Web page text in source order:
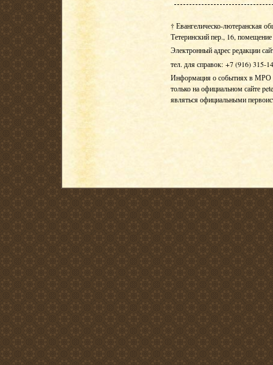
† Евангелическо-лютеранская
Тетеринский пер., 16,
Электронный адрес редакции
тел. для справок: +7 (916) 315-
Информация о событиях в МРО
только на официальном сайте
являться официальными